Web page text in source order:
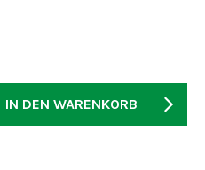
IN DEN WARENKORB